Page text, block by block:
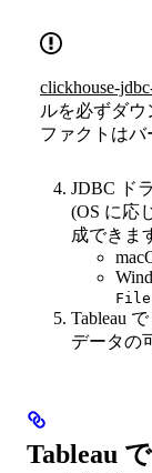
clickhouse-
ルを必ずダ
ファクトはバ
JDBC ド
(OS に応
成できま
Tableau
データの
Tableau